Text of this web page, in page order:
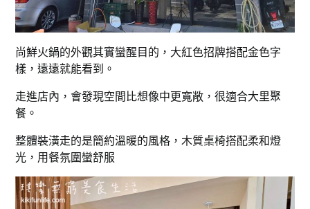
尚鮮火鍋的外觀其實蠻醒目的，大紅色招牌搭配金色字
樣，遠遠就能看到。
走進店內，會發現空間比想像中更寬敞，很適合大里聚
餐。
整體裝潢走的是簡約溫暖的風格，木質桌椅搭配柔和燈
光，用餐氛圍蠻舒服